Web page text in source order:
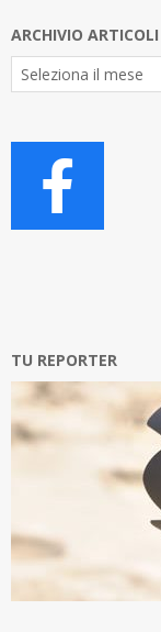
ARCHIVIO ARTICOLI
Archivio
Articoli
TU REPORTER